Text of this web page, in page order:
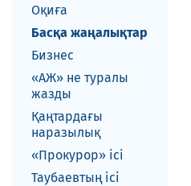
Оқиға
Басқа жаңалықтар
Бизнес
«АЖ» не туралы
жазды
Қаңтардағы
наразылық
«Прокурор» ісі
Таубаевтың ісі